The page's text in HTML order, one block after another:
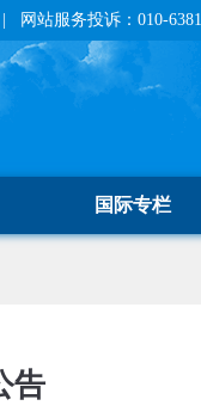
网站服务投诉：010-
国际专栏
告